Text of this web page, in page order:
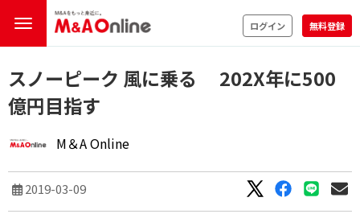
ログイン 無料登録
スノーピーク 風に乗る 202X年に500
億円目指す
M＆A Online
2019-03-09